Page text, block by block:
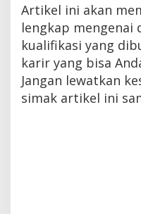
Artikel ini akan
lengkap mengenai
kualifikasi yang
karir yang bisa
Jangan lewatkan
simak artikel ini